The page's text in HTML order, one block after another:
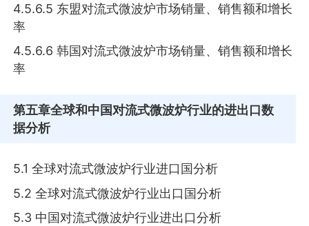
4.5.6.5 东盟对流式微波炉市场销量、销售额和增长
率
4.5.6.6 韩国对流式微波炉市场销量、销售额和增长
率
第五章全球和中国对流式微波炉行业的进出口数
据分析
5.1 全球对流式微波炉行业进口国分析
5.2 全球对流式微波炉行业出口国分析
5.3 中国对流式微波炉行业进出口分析